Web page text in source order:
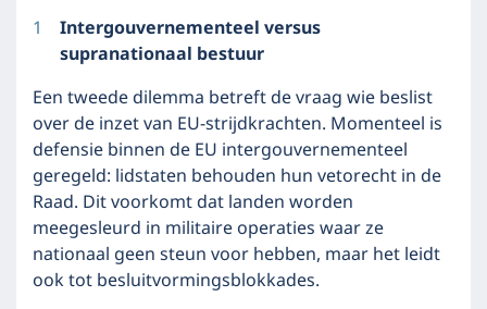
Intergouvernementeel versus
supranationaal bestuur
Een tweede dilemma betreft de vraag wie beslist
over de inzet van EU-strijdkrachten. Momenteel is
defensie binnen de EU intergouvernementeel
geregeld: lidstaten behouden hun vetorecht in de
Raad. Dit voorkomt dat landen worden
meegesleurd in militaire operaties waar ze
nationaal geen steun voor hebben, maar het leidt
ook tot besluitvormingsblokkades.